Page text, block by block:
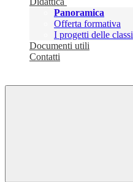
Panoramica
Offerta formativa
I progetti delle classi
Documenti utili
Contatti